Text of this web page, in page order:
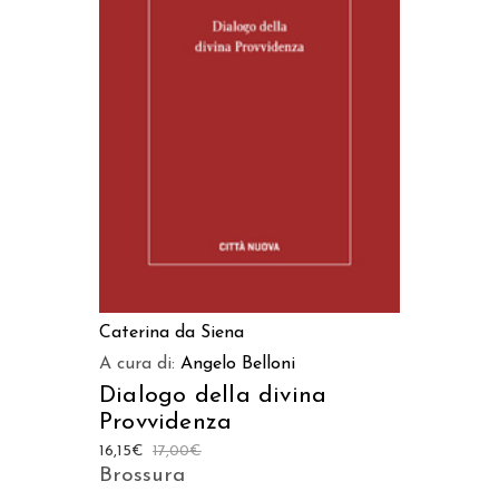
Caterina da Siena
A cura di: Angelo Belloni
Dialogo della divina
Provvidenza
17,00€
16,15€
Brossura